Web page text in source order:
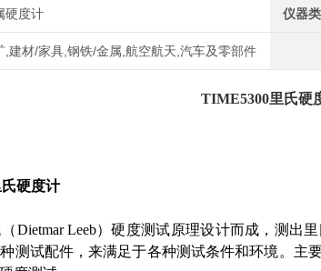
硬度计 仪器
,建材/家具,钢铁/金属,航空航天,汽车及零部件
TIME5300里氏硬
硬度计
Dietmar Leeb）硬度测试原理设计而成，测出
测试配件，来满足于各种测试条件和环境。主